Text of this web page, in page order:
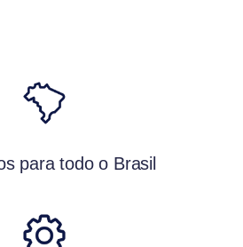
para todo o Brasil